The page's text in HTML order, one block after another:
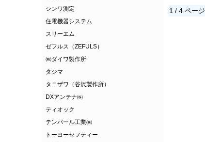
シンワ測定
住電機器システム
スリーエム
ゼフルス（ZEFULS）
㈱ダイワ製作所
タジマ
タニザワ（谷沢製作所）
DXアンテナ㈱
ティオック
テンパール工業㈱
トーヨーセフティー
1 / 4 ページ